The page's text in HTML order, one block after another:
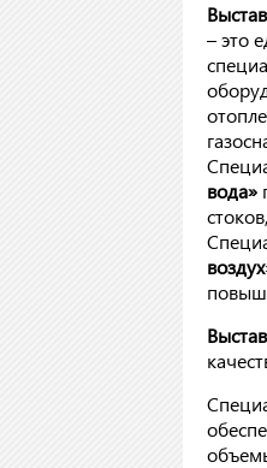
– это
вода»
воздух